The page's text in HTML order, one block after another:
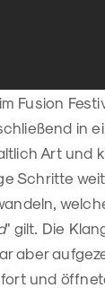
Fusion
in
Art und
Schritte
" gilt. Die
aber
und